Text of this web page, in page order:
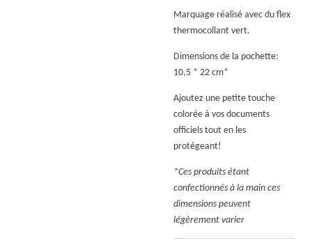
Marquage réalisé avec du flex
thermocollant vert.
Dimensions de la pochette:
10,5 * 22 cm*
Ajoutez une petite touche
colorée à vos documents
officiels tout en les
protégeant!
*Ces produits étant
confectionnés à la main ces
dimensions peuvent
légèrement varier